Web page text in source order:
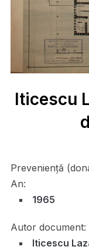
Iticescu
Preveniență
An:
1965
Autor document:
Iticescu